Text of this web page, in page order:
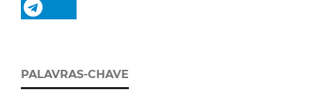
PALAVRAS-CHAVE